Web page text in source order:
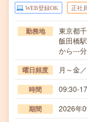
WEB登録OK 正社
勤務地
東京都
飯田橋
から---
曜日頻度 月～金
時間 09:30-
期間 2026年